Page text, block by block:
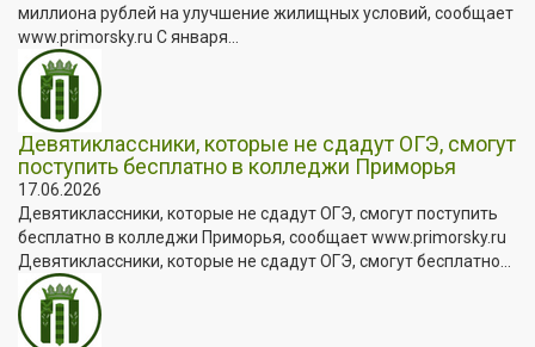
миллиона рублей на улучшение жилищных условий, сообщает
www.primorsky.ru С января...
Девятиклассники, которые не сдадут ОГЭ, смогут
поступить бесплатно в колледжи Приморья
17.06.2026
Девятиклассники, которые не сдадут ОГЭ, смогут поступить
бесплатно в колледжи Приморья, сообщает www.primorsky.ru
Девятиклассники, которые не сдадут ОГЭ, смогут бесплатно...